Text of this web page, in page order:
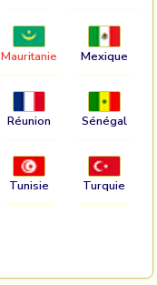
Mauritanie Mexique
Réunion Sénégal
Tunisie Turquie